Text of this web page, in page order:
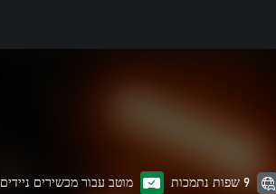
9 שפות נתמכות מוטב עבור מכשירים ניידים